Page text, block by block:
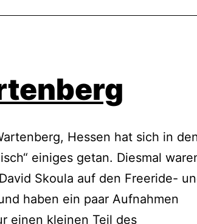
Hessen hat sich in
einiges getan. Diesmal
Skoula auf den Freeride-
haben ein paar Aufnahmen
einen kleinen Teil des